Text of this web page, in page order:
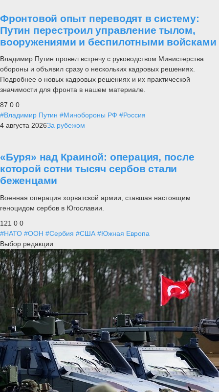
Фронтовой опыт переводят в систему:
Путин перестроил управление тылом,
вооружениями и беспилотными войсками
Владимир Путин провел встречу с руководством Министерства
обороны и объявил сразу о нескольких кадровых решениях.
Подробнее о новых кадровых решениях и их практической
значимости для фронта в нашем материале.
87 0 0
#Владимир Путин #Минобороны РФ #Россия
4 августа 2026За рубежом
«Буря» над Краиной: операция, после
которой сотни тысяч сербов стали
беженцами
Военная операция хорватской армии, ставшая настоящим
геноцидом сербов в Югославии.
121 0 0
#НАТО #ООН #Сербия #США #Южная Европа
Выбор редакции